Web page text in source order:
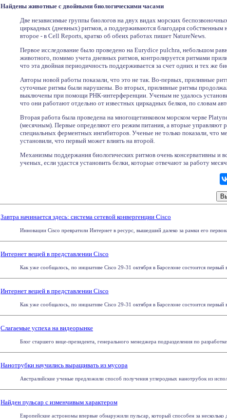
Найдены животные с двойными биологическими часами
Две независимые группы биологов на двух видах морских
циркадных (дневных) ритмов, а поддерживаются благодаря
второе - в Cell Reports, кратко об обеих работах пишет NatureNews.
Первое исследование было проведено на Eurydice pulchra, небольшом
животного, помимо учета дневных ритмов, контролируется ритмами
что эта двойная периодичность поддерживается за счет одних и тех же
Авторы новой работы показали, что это не так. Во-первых, приливные
суточные ритмы были нарушены. Во вторых, приливные ритмы
выключены при помощи РНК-интерференции. Ученым не удалось
что они работают отдельно от известных циркадных белков, по словам
Вторая работа была проведена на многощетинковом морском черве
(месячным). Первые определяют его режим питания, а вторые управляют
специальных ферментных ингибиторов. Ученые не только показали,
установили, что первый может влиять на второй.
Механизмы поддержания биологических ритмов очень консервативны
ученых, если удастся установить белки, которые отвечают за работу
Завтра начинается здесь: система сетевой конвергенции Cisco
Инновации Cisco превратили Интернет в ресурс, вышедший далеко за рамки его
Интернет вещей в представлении Cisco
Как уже сообщалось, по инциативе Cisco 29-31 октября в Барселоне состоится
Интернет вещей в представлении Cisco
Как уже сообщалось, по инциативе Cisco 29-31 октября в Барселоне состоится
Слагаемые успеха на видеорынке
Блог старшего вице-президента, генерального менеджера подразделения по
Нанотрубки научились выращивать из мусора
Австралийские ученые предложили способ получения углеродных нанотрубок из
Найден пульсар с изменчивым характером
Европейские астрономы впервые обнаружили пульсар, который способен за